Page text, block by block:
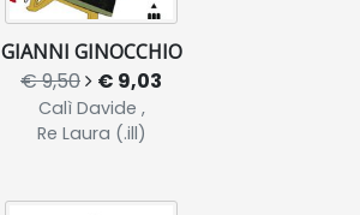
GIANNI GINOCCHIO
€ 9,50 € 9,03
Calì Davide ,
Re Laura (.ill)